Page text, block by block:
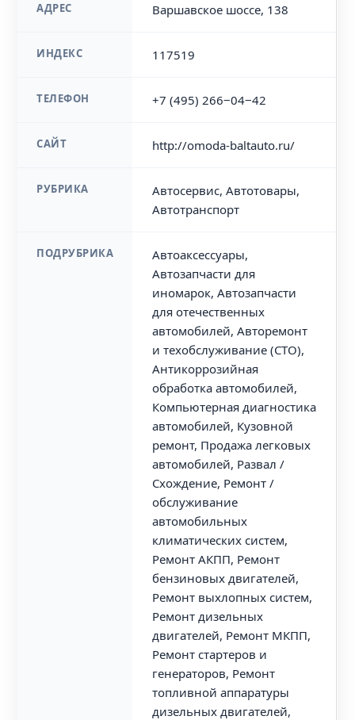
АДРЕС Варшавское шоссе, 138
ИНДЕКС 117519
ТЕЛЕФОН +7 (495) 266‒04‒42
САЙТ http://omoda-baltauto.ru/
РУБРИКА
Автосервис, Автотовары,
Автотранспорт
ПОДРУБРИКА
Автоаксессуары,
Автозапчасти для
иномарок, Автозапчасти
для отечественных
автомобилей, Авторемонт
и техобслуживание (СТО),
Антикоррозийная
обработка автомобилей,
Компьютерная диагностика
автомобилей, Кузовной
ремонт, Продажа легковых
автомобилей, Развал /
Схождение, Ремонт /
обслуживание
автомобильных
климатических систем,
Ремонт АКПП, Ремонт
бензиновых двигателей,
Ремонт выхлопных систем,
Ремонт дизельных
двигателей, Ремонт МКПП,
Ремонт стартеров и
генераторов, Ремонт
топливной аппаратуры
дизельных двигателей,